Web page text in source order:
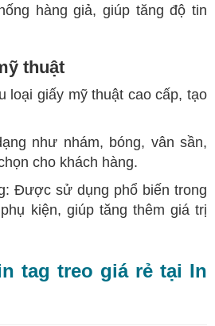
hàng giả, giúp tăng độ tin
thuật
loại giấy mỹ thuật cao cấp, tạo
như nhám, bóng, vân sần,
cho khách hàng.
Được sử dụng phổ biến trong
kiện, giúp tăng thêm giá trị
tag treo giá rẻ tại In